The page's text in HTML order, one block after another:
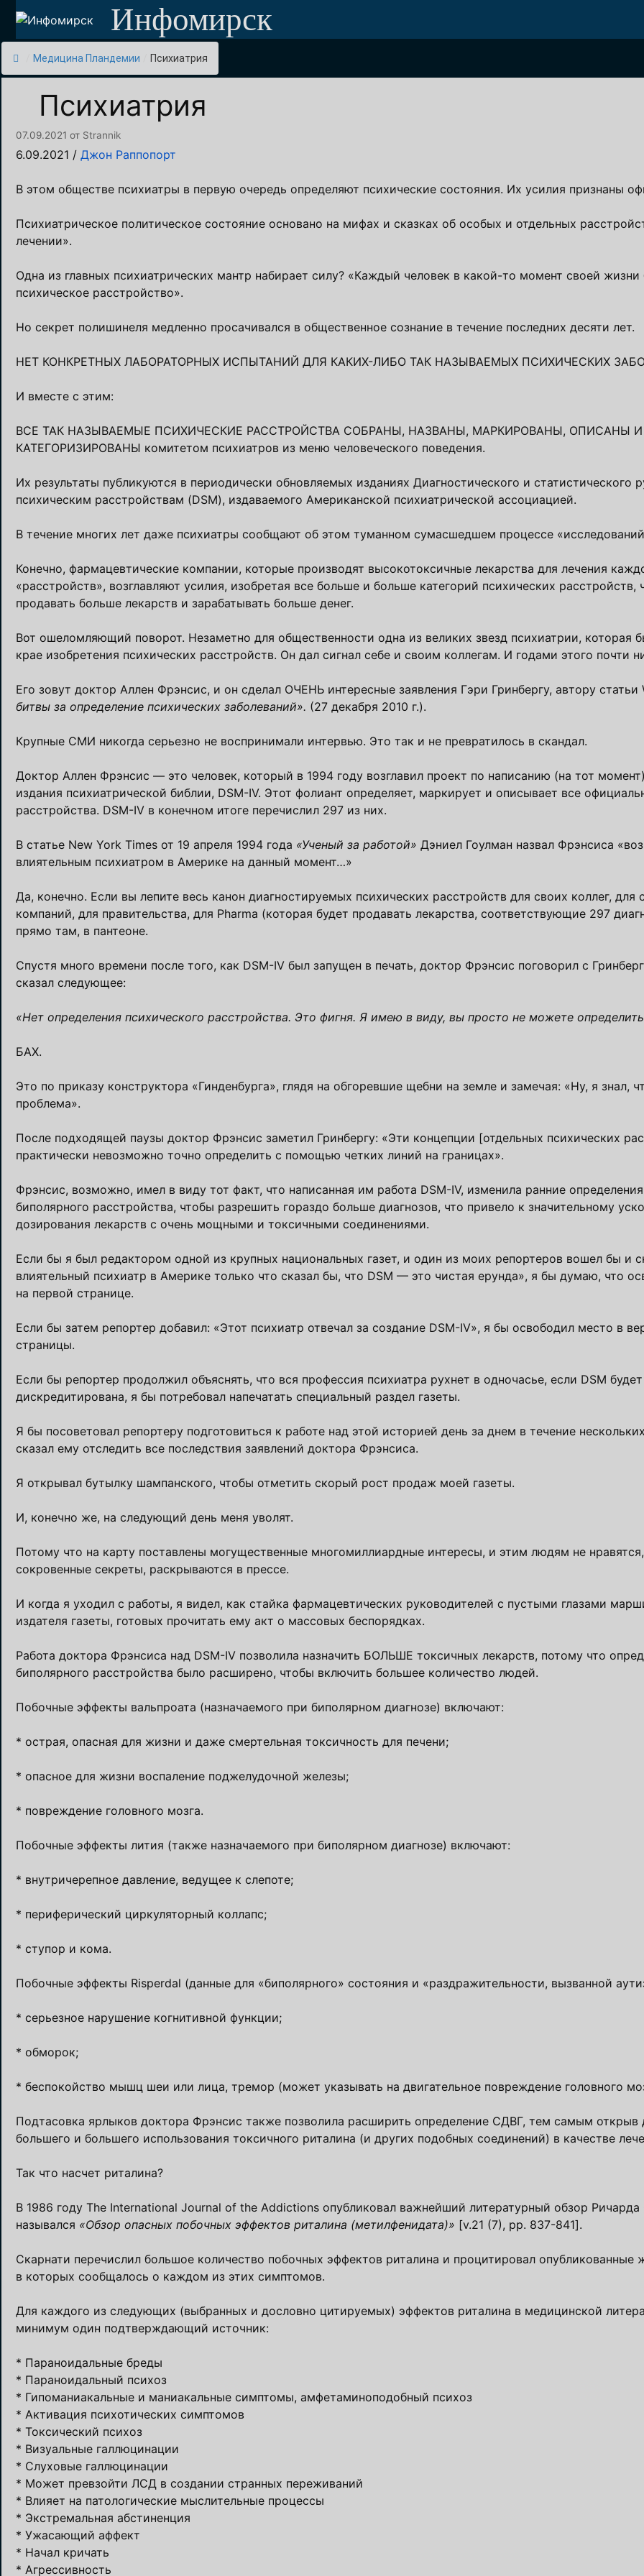
Перейти
содержимому
Инфомирск
Медицина Пландемии Психиатрия
Психиатрия
07.09.2021 от Strannik
6.09.2021 / Джон Раппопорт
В этом обществе психиатры в первую очередь определяют психические состояния. Их усилия признаны
Психиатрическое политическое состояние основано на мифах и сказках об особых и отдельных
лечении».
Одна из главных психиатрических мантр набирает силу? «Каждый человек в какой-то момент своей жизни
психическое расстройство».
Но секрет полишинеля медленно просачивался в общественное сознание в течение последних десяти лет.
НЕТ КОНКРЕТНЫХ ЛАБОРАТОРНЫХ ИСПЫТАНИЙ ДЛЯ КАКИХ-ЛИБО ТАК НАЗЫВАЕМЫХ ПСИХИЧЕСКИХ
И вместе с этим:
ВСЕ ТАК НАЗЫВАЕМЫЕ ПСИХИЧЕСКИЕ РАССТРОЙСТВА СОБРАНЫ, НАЗВАНЫ, МАРКИРОВАНЫ, ОПИСАНЫ И
КАТЕГОРИЗИРОВАНЫ комитетом психиатров из меню человеческого поведения.
Их результаты публикуются в периодически обновляемых изданиях Диагностического и статистического
психическим расстройствам (DSM), издаваемого Американской психиатрической ассоциацией.
В течение многих лет даже психиатры сообщают об этом туманном сумасшедшем процессе
Конечно, фармацевтические компании, которые производят высокотоксичные лекарства для лечения
«расстройств», возглавляют усилия, изобретая все больше и больше категорий психических расстройств,
продавать больше лекарств и зарабатывать больше денег.
Вот ошеломляющий поворот. Незаметно для общественности одна из великих звезд психиатрии, которая
крае изобретения психических расстройств. Он дал сигнал себе и своим коллегам. И годами этого почти
Его зовут доктор Аллен Фрэнсис, и он сделал ОЧЕНЬ интересные заявления Гэри Гринбергу, автору статьи
битвы за определение психических заболеваний». (27 декабря 2010 г.).
Крупные СМИ никогда серьезно не воспринимали интервью. Это так и не превратилось в скандал.
Доктор Аллен Фрэнсис — это человек, который в 1994 году возглавил проект по написанию (на тот
издания психиатрической библии, DSM-IV. Этот фолиант определяет, маркирует и описывает все
расстройства. DSM-IV в конечном итоге перечислил 297 из них.
В статье New York Times от 19 апреля 1994 года «Ученый за работой» Дэниел Гоулман назвал Фрэнсиса
влиятельным психиатром в Америке на данный момент…»
Да, конечно. Если вы лепите весь канон диагностируемых психических расстройств для своих коллег, для
компаний, для правительства, для Pharma (которая будет продавать лекарства, соответствующие 297
прямо там, в пантеоне.
Спустя много времени после того, как DSM-IV был запущен в печать, доктор Фрэнсис поговорил с
сказал следующее:
«Нет определения психического расстройства. Это фигня. Я имею в виду, вы просто не можете
БАХ.
Это по приказу конструктора «Гинденбурга», глядя на обгоревшие щебни на земле и замечая: «Ну, я знал,
проблема».
После подходящей паузы доктор Фрэнсис заметил Гринбергу: «Эти концепции [отдельных психических
практически невозможно точно определить с помощью четких линий на границах».
Фрэнсис, возможно, имел в виду тот факт, что написанная им работа DSM-IV, изменила ранние
биполярного расстройства, чтобы разрешить гораздо больше диагнозов, что привело к значительному
дозирования лекарств с очень мощными и токсичными соединениями.
Если бы я был редактором одной из крупных национальных газет, и один из моих репортеров вошел бы и
влиятельный психиатр в Америке только что сказал бы, что DSM — это чистая ерунда», я бы думаю, что
на первой странице.
Если бы затем репортер добавил: «Этот психиатр отвечал за создание DSM-IV», я бы освободил место в
страницы.
Если бы репортер продолжил объяснять, что вся профессия психиатра рухнет в одночасье, если DSM будет
дискредитирована, я бы потребовал напечатать специальный раздел газеты.
Я бы посоветовал репортеру подготовиться к работе над этой историей день за днем ​​в течение
сказал ему отследить все последствия заявлений доктора Фрэнсиса.
Я открывал бутылку шампанского, чтобы отметить скорый рост продаж моей газеты.
И, конечно же, на следующий день меня уволят.
Потому что на карту поставлены могущественные многомиллиардные интересы, и этим людям не
сокровенные секреты, раскрываются в прессе.
И когда я уходил с работы, я видел, как стайка фармацевтических руководителей с пустыми глазами
издателя газеты, готовых прочитать ему акт о массовых беспорядках.
Работа доктора Фрэнсиса над DSM-IV позволила назначить БОЛЬШЕ токсичных лекарств, потому что
биполярного расстройства было расширено, чтобы включить большее количество людей.
Побочные эффекты вальпроата (назначаемого при биполярном диагнозе) включают:
* острая, опасная для жизни и даже смертельная токсичность для печени;
* опасное для жизни воспаление поджелудочной железы;
* повреждение головного мозга.
Побочные эффекты лития (также назначаемого при биполярном диагнозе) включают:
* внутричерепное давление, ведущее к слепоте;
* периферический циркуляторный коллапс;
* ступор и кома.
Побочные эффекты Risperdal (данные для «биполярного» состояния и «раздражительности, вызванной
* серьезное нарушение когнитивной функции;
* обморок;
* беспокойство мышц шеи или лица, тремор (может указывать на двигательное повреждение головного
Подтасовка ярлыков доктора Фрэнсис также позволила расширить определение СДВГ, тем самым открыв
большего и большего использования токсичного риталина (и других подобных соединений) в качестве
Так что насчет риталина?
В 1986 году The International Journal of the Addictions опубликовал важнейший литературный обзор Ричарда
назывался «Обзор опасных побочных эффектов риталина (метилфенидата)» [v.21 (7), pp. 837-841].
Скарнати перечислил большое количество побочных эффектов риталина и процитировал опубликованные
в которых сообщалось о каждом из этих симптомов.
Для каждого из следующих (выбранных и дословно цитируемых) эффектов риталина в медицинской
минимум один подтверждающий источник:
* Параноидальные бреды
* Параноидальный психоз
* Гипоманиакальные и маниакальные симптомы, амфетаминоподобный психоз
* Активация психотических симптомов
* Токсический психоз
* Визуальные галлюцинации
* Слуховые галлюцинации
* Может превзойти ЛСД в создании странных переживаний
* Влияет на патологические мыслительные процессы
* Экстремальная абстиненция
* Ужасающий аффект
* Начал кричать
* Агрессивность